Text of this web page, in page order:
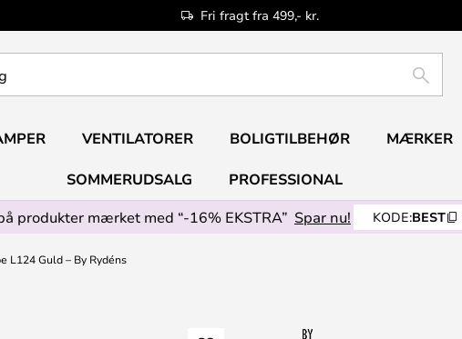
Fri fragt fra 499,- kr.
SØG
VENTILATORER BOLIGTILBEHØR MÆRKER
SOMMERUDSALG
PROFESSIONAL
produkter mærket med “-16% EKSTRA” Spar nu! KODE:BEST
L124 Guld – By Rydéns